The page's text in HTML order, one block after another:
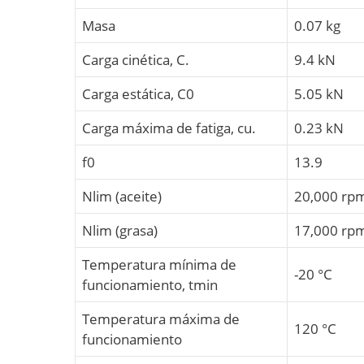
Masa
0.07 kg
Carga cinética, C.
9.4 kN
Carga estática, C0
5.05 kN
Carga máxima de fatiga, cu.
0.23 kN
f0
13.9
Nlim (aceite)
20,000
Nlim (grasa)
17,000
Temperatura mínima de
funcionamiento, tmin
-20 °C
Temperatura máxima de
funcionamiento
120 °C